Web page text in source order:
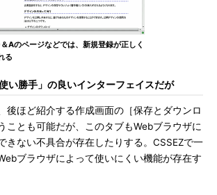
Aのページなどでは、新規登録が正しく
る
い勝手」の良いインターフェイスだが
後ほど紹介する作成画面の［保存とダウンロ
ことも可能だが、このタブもWebブラウザに
きない不具合が存在したりする。CSSEZで一
ブラウザによって使いにくい機能が存在す